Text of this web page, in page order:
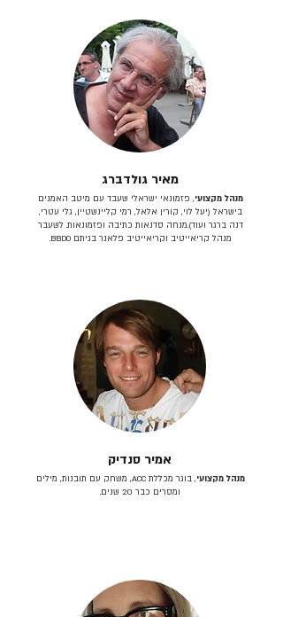
מאיר גולדברג
מנהל מקצועי, פזמונאי ישראלי שעבד עם מיטב האמנים
בישראל (יעל לוי, קורין אלאל, רמי קליינשטיין, גלי עטרי,
דנה ברגר ועוד).מנחה סדנאות כתיבה ופזמונאות. לשעבר
מנהל קריאייטיב וקריאייטיב פלאנר בגיתם BBDO.
אמיר סנדיק
מנהל מקצועי
, בוגר מכללת ACC, משחק עם תובנות, מילים
ומסרים כבר 20 שנים.